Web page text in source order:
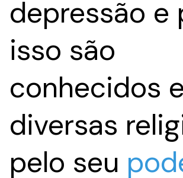
depressão e
isso são
conhecidos
diversas
pelo seu